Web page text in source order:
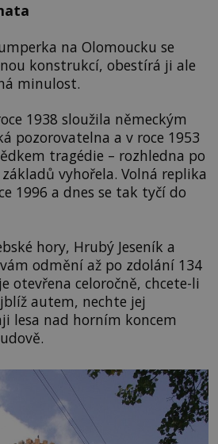
na Olomoucku se
konstrukcí, obestírá ji ale
minulost.
1938 sloužila německým
pozorovatelna a v roce 1953
tragédie – rozhledna po
vyhořela. Volná replika
1996 a dnes se tak tyčí do
hory, Hrubý Jeseník a
odmění až po zdolání 134
otevřena celoročně, chcete-li
autem, nechte jej
lesa nad horním koncem